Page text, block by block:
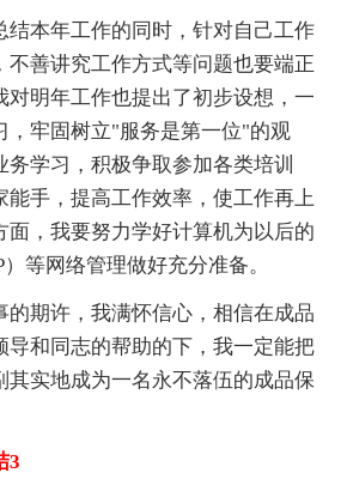
结本年工作的同时，针对自己工作
不善讲究工作方式等问题也要端正
对明年工作也提出了初步设想，一
，牢固树立"服务是第一位"的观
学习，积极争取参加各类培训
能手，提高工作效率，使工作再上
面，我要努力学好计算机为以后的
等网络管理做好充分准备。
的期许，我满怀信心，相信在成品
导和同志的帮助的下，我一定能把
其实地成为一名永不落伍的成品保
3